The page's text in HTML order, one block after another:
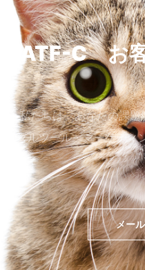
ATF-C お
私たちは、あなたの課題
タルツール・マーケティ
メー